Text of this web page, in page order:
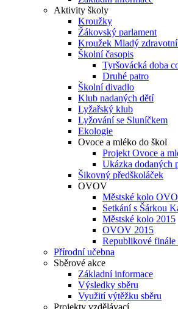
Aktivity školy
Kroužky
Žákovský parlament
Kroužek Mladý
Školní časopis
Tyršovácká doba
Druhé patro
Školní divadlo
Klub nadaných dětí
Lyžařský klub
Lyžování se Sluníčkem
Ekologie
Ovoce a mléko do škol
Projekt Ovoce a
Ukázka dodaných
Šikovný předškoláček
OVOV
Městské kolo
Setkání s Šárkou
Městské kolo 2015
OVOV 2015
Republikové
Přírodní učebna
Sběrové akce
Základní informace
Výsledky sběru
Využití výtěžku sběru
Projekty vzdělávací